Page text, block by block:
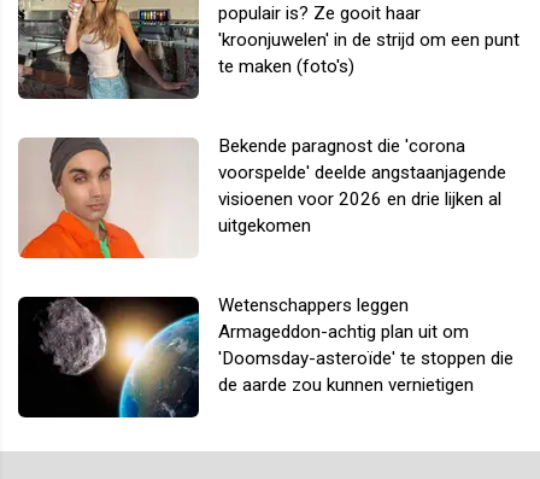
populair is? Ze gooit haar
'kroonjuwelen' in de strijd om een punt
te maken (foto's)
Bekende paragnost die 'corona
voorspelde' deelde angstaanjagende
visioenen voor 2026 en drie lijken al
uitgekomen
Wetenschappers leggen
Armageddon-achtig plan uit om
'Doomsday-asteroïde' te stoppen die
de aarde zou kunnen vernietigen